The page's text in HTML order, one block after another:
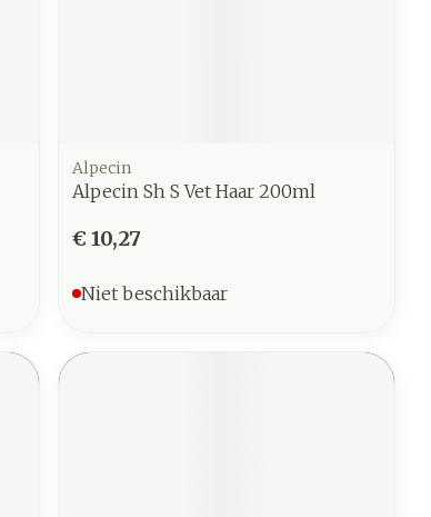
Alpecin
Alpecin Sh S Vet Haar 200ml
€ 10,27
Niet beschikbaar